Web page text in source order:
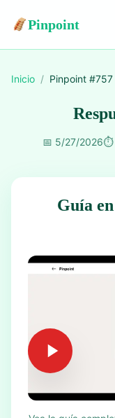
Pinpoint
Inicio / Pinpoint #757
📅 5/27/2026⏱️
Guía